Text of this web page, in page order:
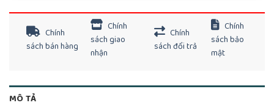
Chính
sách bán hàng
Chính
sách giao
nhận
Chính
sách đổi trả
Chính
sách bảo
mật
MÔ TẢ